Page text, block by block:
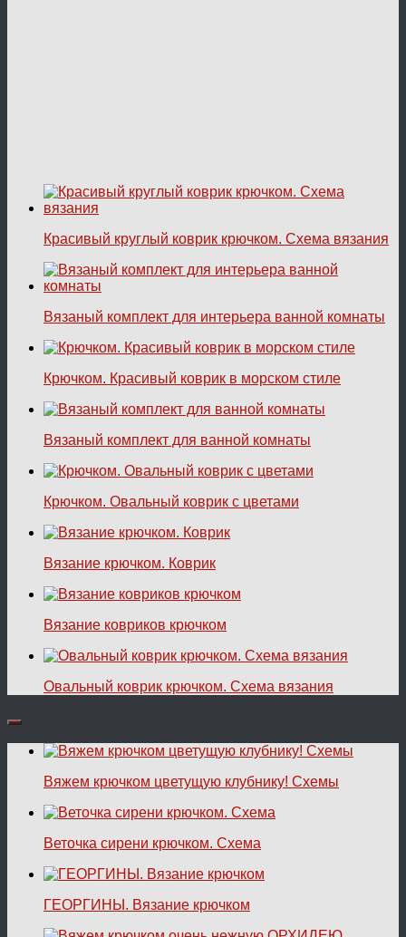
Красивый круглый коврик крючком. Схема вязания
Вязаный комплект для интерьера ванной комнаты
Крючком. Красивый коврик в морском стиле
Вязаный комплект для ванной комнаты
Крючком. Овальный коврик с цветами
Вязание крючком. Коврик
Вязание ковриков крючком
Овальный коврик крючком. Схема вязания
Вяжем крючком цветущую клубнику! Схемы
Веточка сирени крючком. Схема
ГЕОРГИНЫ. Вязание крючком